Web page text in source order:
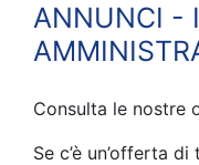
ANNUNCI -
Consulta le nostre
Se c’è un’offerta